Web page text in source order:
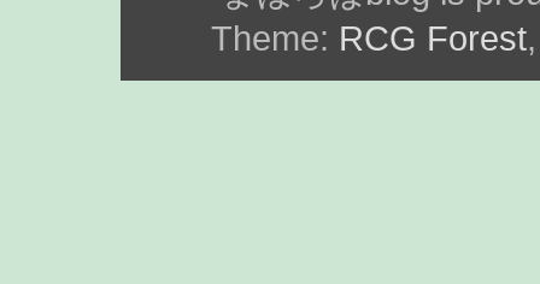
Theme: RCG Forest